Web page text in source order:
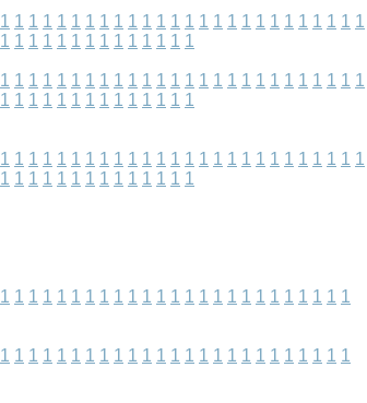
1 1 1 1 1 1 1 1 1 1 1 1 1 1 1 1 1 1 1 1 1 1 1 1 1 1
1 1 1 1 1 1 1 1 1 1 1 1 1 1
1 1 1 1 1 1 1 1 1 1 1 1 1 1 1 1 1 1 1 1 1 1 1 1 1 1
1 1 1 1 1 1 1 1 1 1 1 1 1 1
1 1 1 1 1 1 1 1 1 1 1 1 1 1 1 1 1 1 1 1 1 1 1 1 1 1
1 1 1 1 1 1 1 1 1 1 1 1 1 1
1 1 1 1 1 1 1 1 1 1 1 1 1 1 1 1 1 1 1 1 1 1 1 1 1
1 1 1 1 1 1 1 1 1 1 1 1 1 1 1 1 1 1 1 1 1 1 1 1 1